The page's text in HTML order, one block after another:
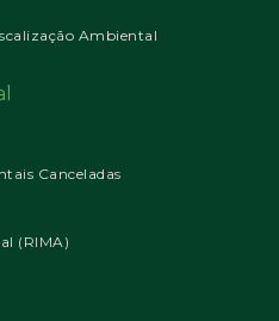
Ambiental
Canceladas
(RIMA)